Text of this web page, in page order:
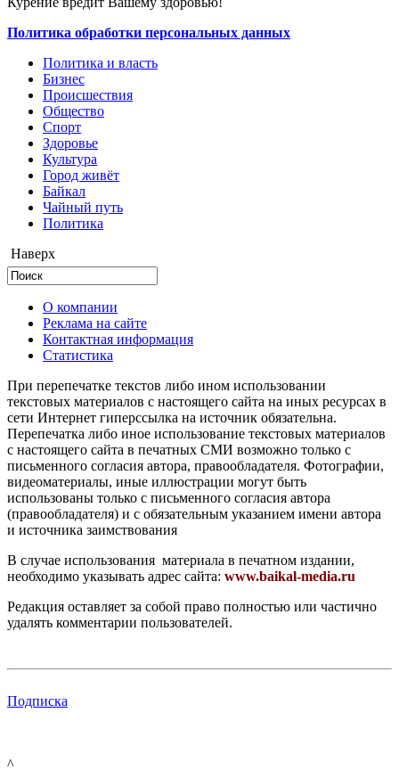
Политика обработки персональных данных
Политика и власть
Бизнес
Происшествия
Общество
Cпорт
Здоровье
Культура
Город живёт
Байкал
Чайный путь
Политика
Наверх
О компании
Реклама на сайте
Контактная информация
Статистика
При перепечатке текстов либо ином использовании
текстовых материалов с настоящего сайта на иных ресурсах в
сети Интернет гиперссылка на источник обязательна.
Перепечатка либо иное использование текстовых материалов
с настоящего сайта в печатных СМИ возможно только с
письменного согласия автора, правообладателя. Фотографии,
видеоматериалы, иные иллюстрации могут быть
использованы только с письменного согласия автора
(правообладателя) и с обязательным указанием имени автора
и источника заимствования
В случае использования материала в печатном издании,
необходимо указывать адрес сайта: www.baikal-media.ru
Редакция оставляет за собой право полностью или частично
удалять комментарии пользователей.
Подписка
^